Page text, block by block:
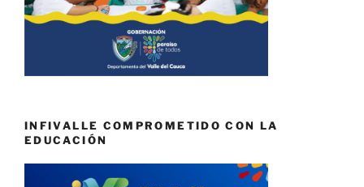
INFIVALLE COMPROMETIDO CON LA
EDUCACIÓN